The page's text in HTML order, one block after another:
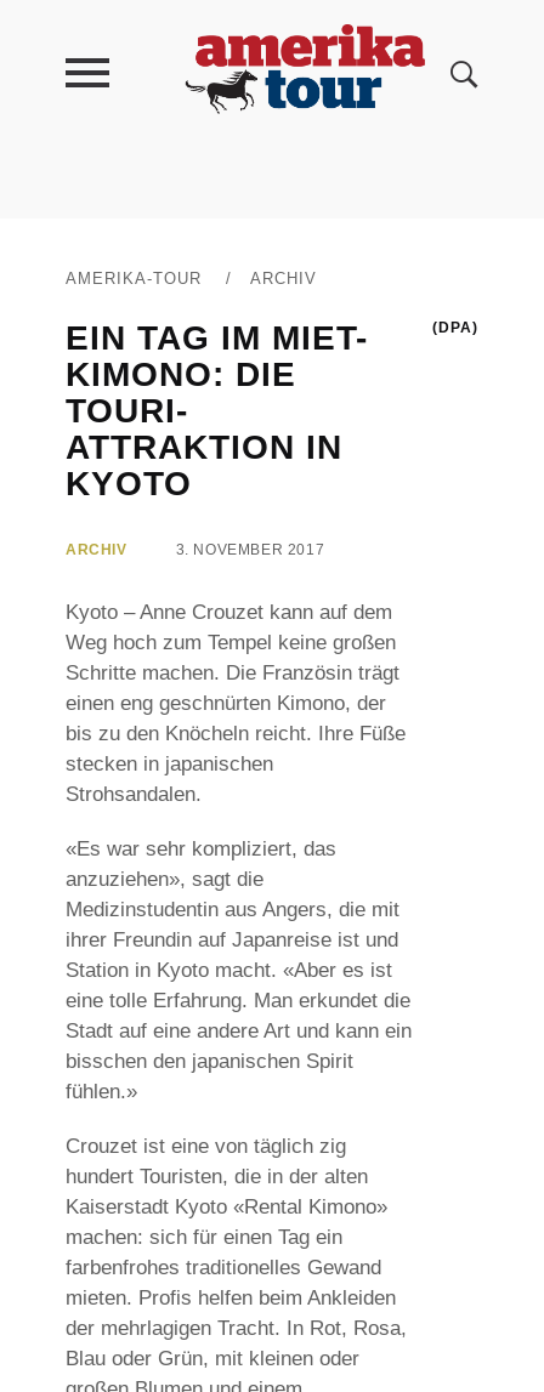
AMERIKA-TOUR / ARCHIV
EIN TAG IM MIET-
KIMONO: DIE
TOURI-
ATTRAKTION IN
KYOTO
(DPA)
ARCHIV 3. NOVEMBER 2017
Kyoto – Anne Crouzet kann auf dem
Weg hoch zum Tempel keine großen
Schritte machen. Die Französin trägt
einen eng geschnürten Kimono, der
bis zu den Knöcheln reicht. Ihre Füße
stecken in japanischen
Strohsandalen.
«Es war sehr kompliziert, das
anzuziehen», sagt die
Medizinstudentin aus Angers, die mit
ihrer Freundin auf Japanreise ist und
Station in Kyoto macht. «Aber es ist
eine tolle Erfahrung. Man erkundet die
Stadt auf eine andere Art und kann ein
bisschen den japanischen Spirit
fühlen.»
Crouzet ist eine von täglich zig
hundert Touristen, die in der alten
Kaiserstadt Kyoto «Rental Kimono»
machen: sich für einen Tag ein
farbenfrohes traditionelles Gewand
mieten. Profis helfen beim Ankleiden
der mehrlagigen Tracht. In Rot, Rosa,
Blau oder Grün, mit kleinen oder